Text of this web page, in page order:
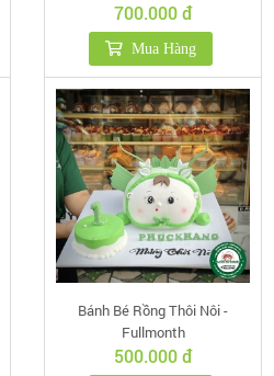
700.000 đ
Mua Hàng
Bánh Bé Rồng Thôi Nôi -
Fullmonth
500.000 đ